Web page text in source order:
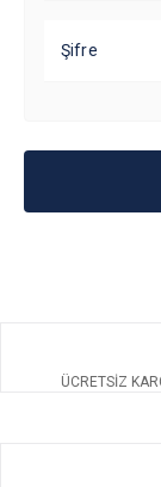
Şifre
ÜCRETSİZ